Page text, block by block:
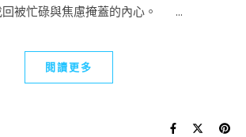
回被忙碌與焦慮掩蓋的內心。 ...
閱讀更多